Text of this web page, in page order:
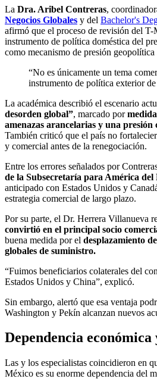
La Dra. Aribel Contreras,
Negocios Globales y del Bachelor's
afirmó que el proceso de revisión del
instrumento de política doméstica del
como mecanismo de presión
“No es únicamente un tema
instrumento de política exterior
La académica describió el escenario
desorden global”, marcado por
amenazas arancelarias y una presión
También criticó que el país no
y comercial antes de la renegociación.
Entre los errores señalados por
de la Subsecretaría para América del
anticipado con Estados Unidos y
estrategia comercial de largo plazo.
Por su parte, el Dr. Herrera Villanueva
convirtió en el principal socio
buena medida por el desplazamiento
globales de suministro.
“Fuimos beneficiarios colaterales del
Estados Unidos y China”, explicó.
Sin embargo, alertó que esa ventaja
Washington y Pekín alcanzan nuevos
Dependencia económica
Las y los especialistas coincidieron en
México es su enorme dependencia del